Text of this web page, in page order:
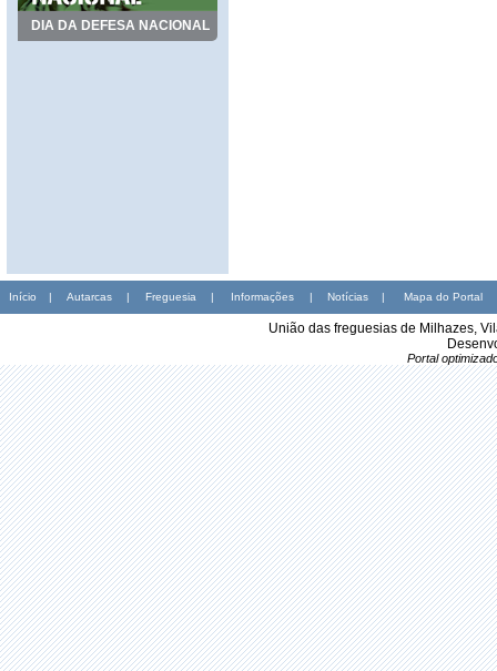
DIA DA DEFESA NACIONAL
Início | Autarcas | Freguesia | Informações | Notícias | Mapa do Portal
União das freguesias de Milhazes,
Portal